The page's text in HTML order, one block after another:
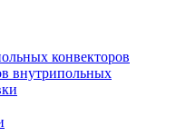
конвекторов
внутрипольных